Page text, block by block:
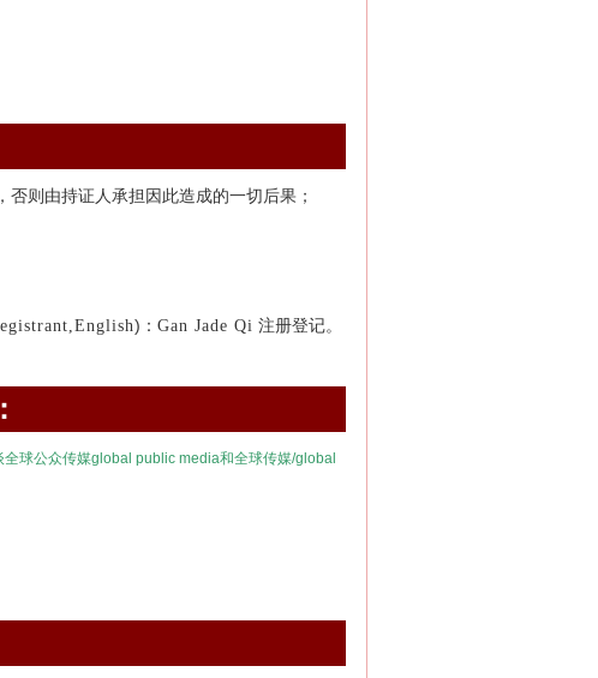
则由持证人承担因此造成的一切后果；
)： Gan Jade Qi 注册登记。
全球公众传媒global public media和全球传媒/global